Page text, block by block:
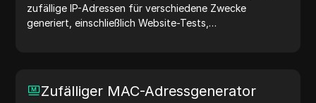
zufällige IP-Adressen für verschiedene Zwecke
generiert, einschließlich Website-Tests,
Geolokalisierung, Datenschutzprüfungen und mehr zu
Zufälliger MAC-Adressgenerator